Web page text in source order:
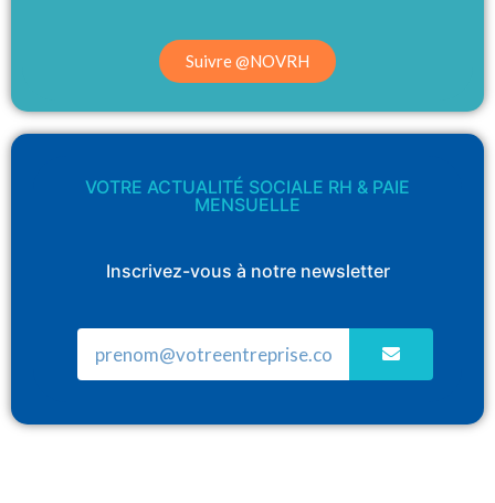
Suivre @NOVRH
VOTRE ACTUALITÉ SOCIALE RH & PAIE
MENSUELLE
Inscrivez-vous à notre newsletter